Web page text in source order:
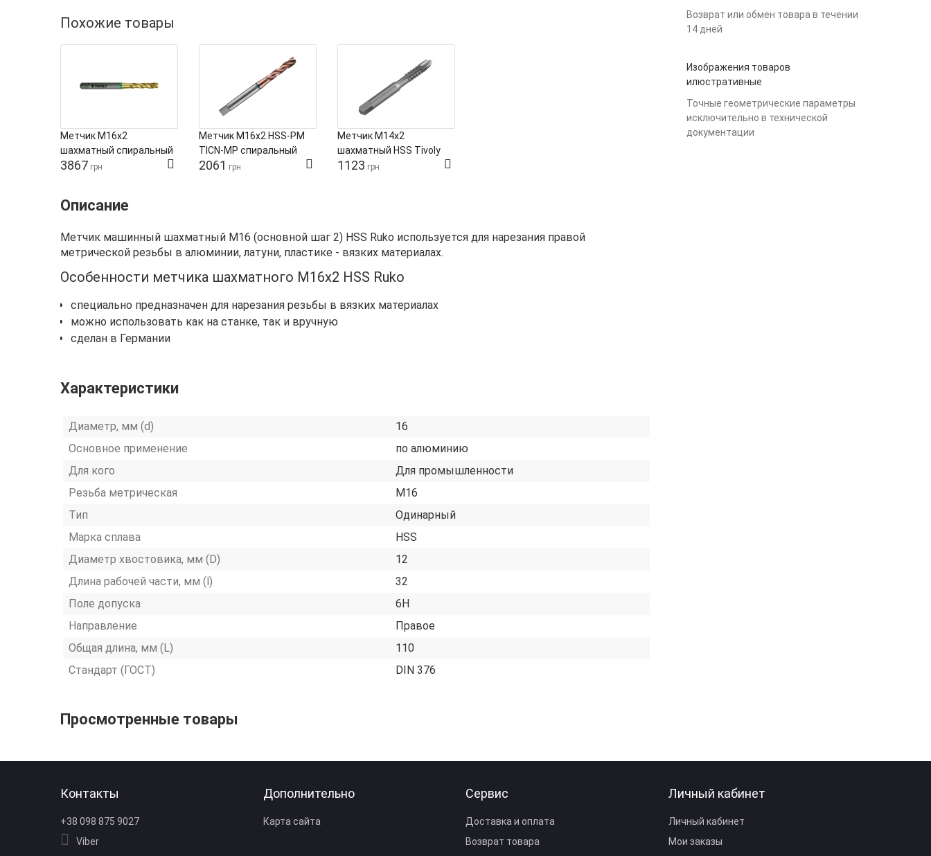
Похожие товары
Метчик М16х2
шахматный спиральный
HSS‑PM TIN Tivoly для
3867 грн
Метчик М16х2 HSS-PM
TICN-MP спиральный
Tivoly
2061 грн
Метчик М14х2
шахматный HSS Tivoly
для вязких материалов
1123 грн
Описание
Метчик машинный шахматный М16 (основной шаг 2) HSS Ruko используется для нарезания правой
метрической резьбы в алюминии, латуни, пластике - вязких материалах.
Особенности метчика шахматного М16х2 HSS Ruko
специально предназначен для нарезания резьбы в вязких материалах
можно использовать как на станке, так и вручную
сделан в Германии
Характеристики
Диаметр, мм (d)
16
Основное применение
по алюминию
Для кого
Для промышленности
Резьба метрическая
М16
Тип
Одинарный
Марка сплава
HSS
Диаметр хвостовика, мм (D)
12
Длина рабочей части, мм (l)
32
Поле допуска
6H
Направление
Правое
Общая длина, мм (L)
110
Стандарт (ГОСТ)
DIN 376
Просмотренные товары
Возврат или обмен товара в течении
14 дней
Изображения товаров
илюстративные
Точные геометрические параметры
исключительно в технической
документации
Контакты
+38 098 875 9027
Viber
Дополнительно
Карта сайта
Сервис
Доставка и оплата
Возврат товара
Личный кабинет
Личный кабинет
Мои заказы